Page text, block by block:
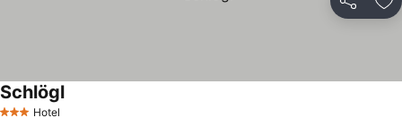
Teilen
Hotel
Schlögl